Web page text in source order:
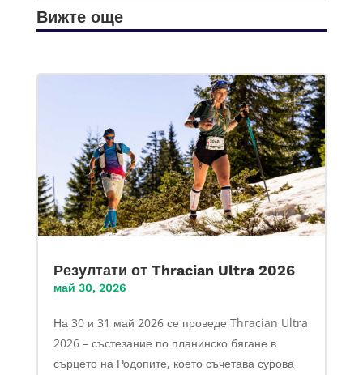
Вижте още
Резултати от Thracian Ultra 2026
май 30, 2026
На 30 и 31 май 2026 се проведе Thracian Ultra
2026 – състезание по планинско бягане в
сърцето на Родопите, което съчетава сурова